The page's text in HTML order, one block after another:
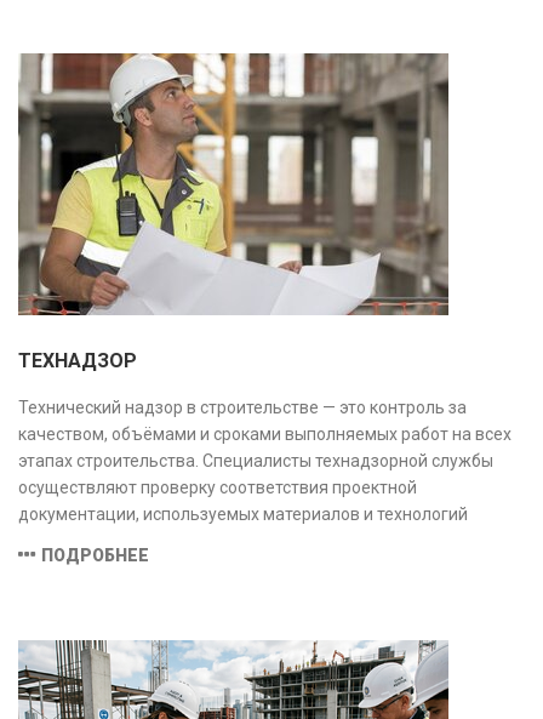
ТЕХНАДЗОР
Технический надзор в строительстве — это контроль за
качеством, объёмами и сроками выполняемых работ на всех
этапах строительства. Специалисты технадзорной службы
осуществляют проверку соответствия проектной
документации, используемых материалов и технологий
безопасность и надёжность объекта.
ПОДРОБНЕЕ